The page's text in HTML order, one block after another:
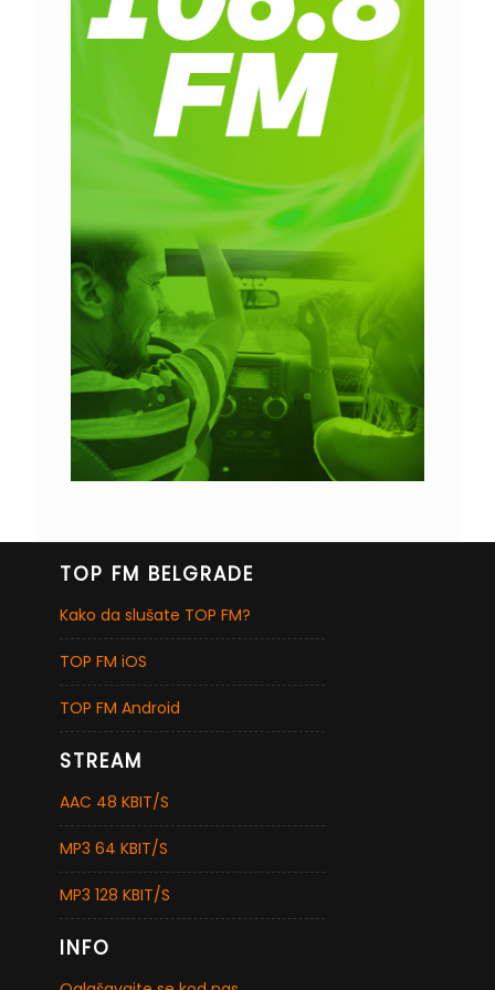
TOP FM BELGRADE
Kako da slušate TOP FM?
TOP FM iOS
TOP FM Android
STREAM
AAC 48 KBIT/S
MP3 64 KBIT/S
MP3 128 KBIT/S
INFO